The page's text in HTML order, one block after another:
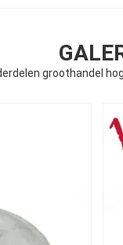
groothandel